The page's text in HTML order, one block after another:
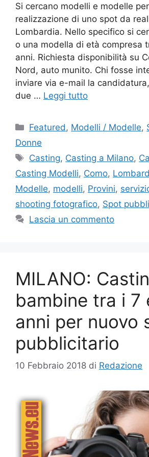
Si cercano modelli e modelle
realizzazione di uno spot da
Lombardia. Nello specifico si
o una modella di età compresa
anni. Richiesta disponibilità su
Nord, auto munito. Chi fosse
inviare via e-mail la
due … Leggi tutto
Categorie
Featured , Modelli / Modelle,
Donne
Tag
Casting, Casting a Milano,
Casting Modelli, Como,
Modelle, modelli, Provini,
shooting fotografico, Spot
Lascia un commento
MILANO:
bambine tra i 7
anni per nuovo
pubblicitario
10 Febbraio 2018 di Redazione